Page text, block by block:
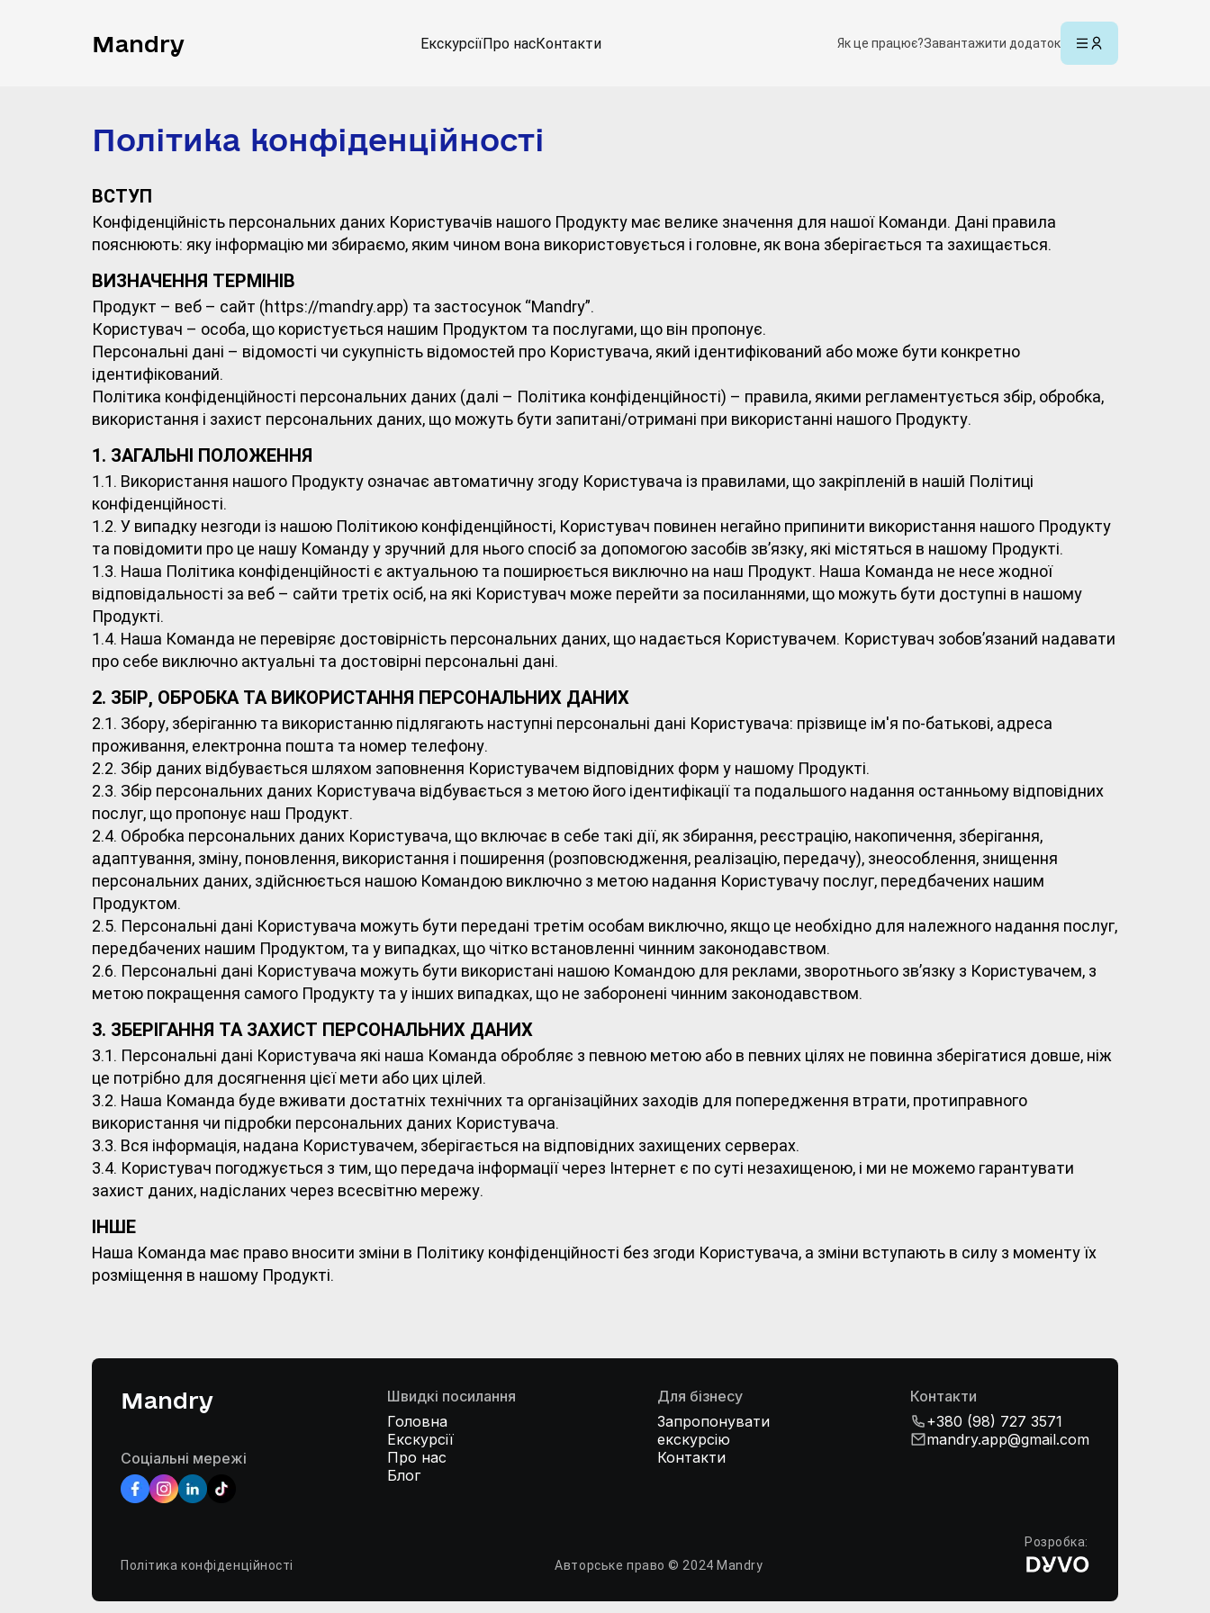
Mandry ЕкскурсіїПро насКонтакти Як це працює?Завантажити додаток
Політика конфіденційності
ВСТУП
Конфіденційність персональних даних Користувачів нашого Продукту має велике значення для нашої Команди. Дані правила
пояснюють: яку інформацію ми збираємо, яким чином вона використовується і головне, як вона зберігається та захищається.
ВИЗНАЧЕННЯ ТЕРМІНІВ
Продукт – веб – сайт (https://mandry.app) та застосунок “Mandry”.
Користувач – особа, що користується нашим Продуктом та послугами, що він пропонує.
Персональні дані – відомості чи сукупність відомостей про Користувача, який ідентифікований або може бути конкретно
ідентифікований.
Політика конфіденційності персональних даних (далі – Політика конфіденційності) – правила, якими регламентується збір, обробка,
використання і захист персональних даних, що можуть бути запитані/отримані при використанні нашого Продукту.
1. ЗАГАЛЬНІ ПОЛОЖЕННЯ
1.1. Використання нашого Продукту означає автоматичну згоду Користувача із правилами, що закріпленій в нашій Політиці
конфіденційності.
1.2. У випадку незгоди із нашою Політикою конфіденційності, Користувач повинен негайно припинити використання нашого Продукту
та повідомити про це нашу Команду у зручний для нього спосіб за допомогою засобів зв’язку, які містяться в нашому Продукті.
1.3. Наша Політика конфіденційності є актуальною та поширюється виключно на наш Продукт. Наша Команда не несе жодної
відповідальності за веб – сайти третіх осіб, на які Користувач може перейти за посиланнями, що можуть бути доступні в нашому
Продукті.
1.4. Наша Команда не перевіряє достовірність персональних даних, що надається Користувачем. Користувач зобов’язаний надавати
про себе виключно актуальні та достовірні персональні дані.
2. ЗБІР, ОБРОБКА ТА ВИКОРИСТАННЯ ПЕРСОНАЛЬНИХ ДАНИХ
2.1. Збору, зберіганню та використанню підлягають наступні персональні дані Користувача: прізвище ім'я по-батькові, адреса
проживання, електронна пошта та номер телефону.
2.2. Збір даних відбувається шляхом заповнення Користувачем відповідних форм у нашому Продукті.
2.3. Збір персональних даних Користувача відбувається з метою його ідентифікації та подальшого надання останньому відповідних
послуг, що пропонує наш Продукт.
2.4. Обробка персональних даних Користувача, що включає в себе такі дії, як збирання, реєстрацію, накопичення, зберігання,
адаптування, зміну, поновлення, використання і поширення (розповсюдження, реалізацію, передачу), знеособлення, знищення
персональних даних, здійснюється нашою Командою виключно з метою надання Користувачу послуг, передбачених нашим
Продуктом.
2.5. Персональні дані Користувача можуть бути передані третім особам виключно, якщо це необхідно для належного надання послуг,
передбачених нашим Продуктом, та у випадках, що чітко встановленні чинним законодавством.
2.6. Персональні дані Користувача можуть бути використані нашою Командою для реклами, зворотнього зв’язку з Користувачем, з
метою покращення самого Продукту та у інших випадках, що не заборонені чинним законодавством.
3. ЗБЕРІГАННЯ ТА ЗАХИСТ ПЕРСОНАЛЬНИХ ДАНИХ
3.1. Персональні дані Користувача які наша Команда обробляє з певною метою або в певних цілях не повинна зберігатися довше, ніж
це потрібно для досягнення цієї мети або цих цілей.
3.2. Наша Команда буде вживати достатніх технічних та організаційних заходів для попередження втрати, протиправного
використання чи підробки персональних даних Користувача.
3.3. Вся інформація, надана Користувачем, зберігається на відповідних захищених серверах.
3.4. Користувач погоджується з тим, що передача інформації через Інтернет є по суті незахищеною, і ми не можемо гарантувати
захист даних, надісланих через всесвітню мережу.
ІНШЕ
Наша Команда має право вносити зміни в Політику конфіденційності без згоди Користувача, а зміни вступають в силу з моменту їх
розміщення в нашому Продукті.
Mandry
Соціальні мережі
Швидкі посилання
Головна
Екскурсії
Про нас
Блог
Для бізнесу
Запропонувати
екскурсію
Контакти
Контакти
+380 (98) 727 3571
mandry.app@gmail.com
Політика конфіденційності Авторське право © 2024 Mandry
Розробка: